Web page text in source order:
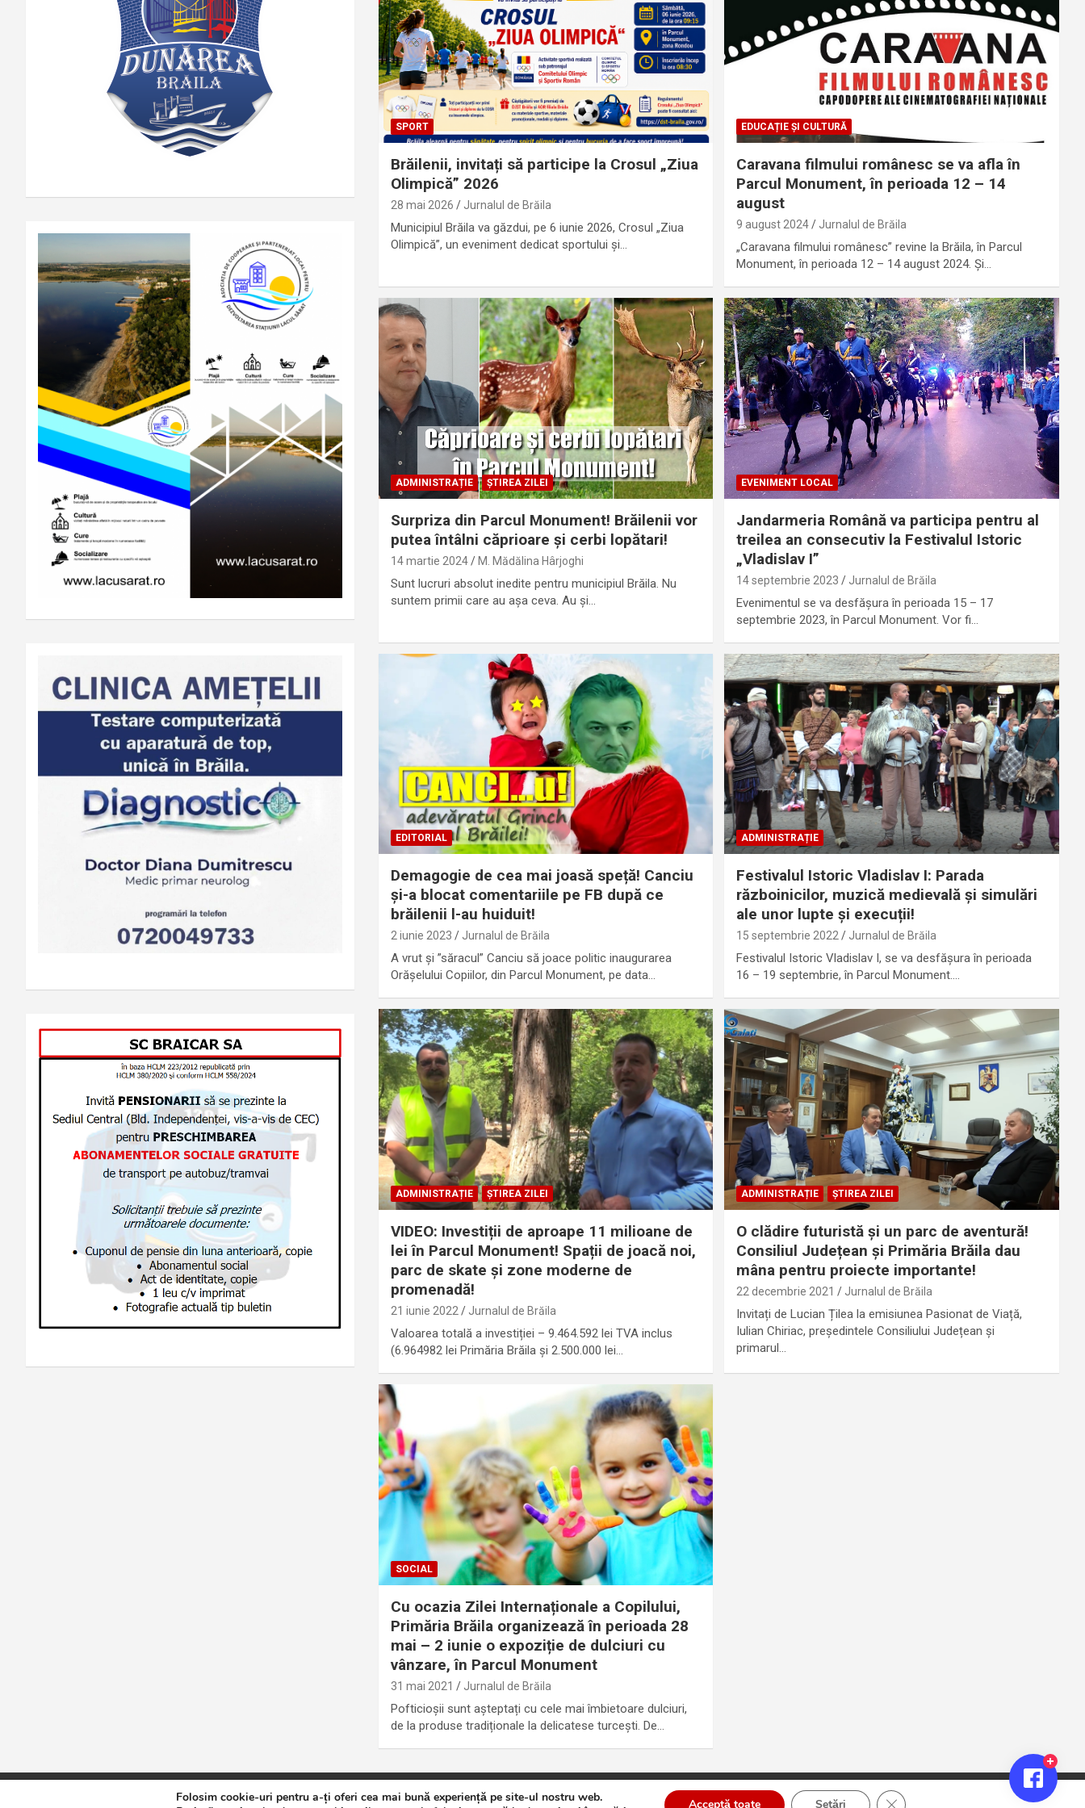
SPORT
Brăilenii, invitați să participe la Crosul „Ziua
Olimpică” 2026
28 mai 2026 Jurnalul de Brăila
Municipiul Brăila va găzdui, pe 6 iunie 2026, Crosul „Ziua
Olimpică”, un eveniment dedicat sportului și…
EDUCAȚIE ȘI CULTURĂ
Caravana filmului românesc se va afla în
Parcul Monument, în perioada 12 – 14
august
9 august 2024 Jurnalul de Brăila
„Caravana filmului românesc” revine la Brăila, în Parcul
Monument, în perioada 12 – 14 august 2024. Şi…
ADMINISTRAȚIE ȘTIREA ZILEI
Surpriza din Parcul Monument! Brăilenii vor
putea întâlni căprioare și cerbi lopătari!
14 martie 2024 M. Mădălina Hârjoghi
Sunt lucruri absolut inedite pentru municipiul Brăila. Nu
suntem primii care au așa ceva. Au și…
EVENIMENT LOCAL
Jandarmeria Română va participa pentru al
treilea an consecutiv la Festivalul Istoric
„Vladislav I”
14 septembrie 2023 Jurnalul de Brăila
Evenimentul se va desfășura în perioada 15 – 17
septembrie 2023, în Parcul Monument. Vor fi…
EDITORIAL
Demagogie de cea mai joasă speță! Canciu
și-a blocat comentariile pe FB după ce
brăilenii l-au huiduit!
2 iunie 2023 Jurnalul de Brăila
A vrut și ”săracul” Canciu să joace politic inaugurarea
Orășelului Copiilor, din Parcul Monument, pe data…
ADMINISTRAȚIE
Festivalul Istoric Vladislav I: Parada
războinicilor, muzică medievală și simulări
ale unor lupte și execuții!
15 septembrie 2022 Jurnalul de Brăila
Festivalul Istoric Vladislav I, se va desfășura în perioada
16 – 19 septembrie, în Parcul Monument.…
ADMINISTRAȚIE ȘTIREA ZILEI
VIDEO: Investiții de aproape 11 milioane de
lei în Parcul Monument! Spații de joacă noi,
parc de skate și zone moderne de
promenadă!
21 iunie 2022 Jurnalul de Brăila
Valoarea totală a investiției – 9.464.592 lei TVA inclus
(6.964982 lei Primăria Brăila și 2.500.000 lei…
ADMINISTRAȚIE ȘTIREA ZILEI
O clădire futuristă și un parc de aventură!
Consiliul Județean și Primăria Brăila dau
mâna pentru proiecte importante!
22 decembrie 2021 Jurnalul de Brăila
Invitați de Lucian Țilea la emisiunea Pasionat de Viață,
Iulian Chiriac, președintele Consiliului Județean și
primarul…
SOCIAL
Cu ocazia Zilei Internaționale a Copilului,
Primăria Brăila organizează în perioada 28
mai – 2 iunie o expoziție de dulciuri cu
vânzare, în Parcul Monument
31 mai 2021 Jurnalul de Brăila
Pofticioșii sunt așteptați cu cele mai îmbietoare dulciuri,
de la produse tradiționale la delicatese turcești. De…
Jurnalul de Brăila Politică de confidențialitate Theme by:Theme Horse Proudly Powered by: WordPress
Folosim cookie-uri pentru a-ți oferi cea mai bună experiență pe site-ul nostru web.
Acceptă toate Setări Close GDPR Cookie Banner